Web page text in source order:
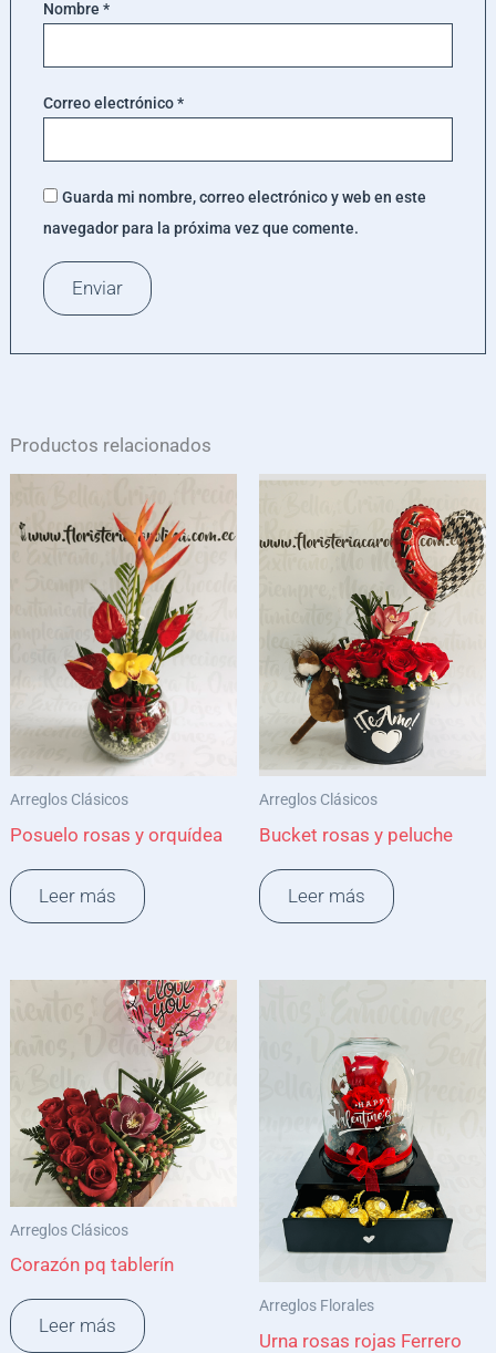
Nombre *
Correo electrónico*
Guarda mi nombre, correo electrónico y web en este
navegador para la próxima vez que comente.
Productos relacionados
Arreglos Clásicos
Posuelo rosas y orquídea
Leer más
Arreglos Clásicos
Bucket rosas y peluche
Leer más
Arreglos Clásicos
Corazón pq tablerín
Leer más
Arreglos Florales
Urna rosas rojas Ferrero